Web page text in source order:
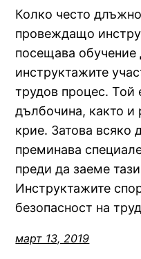
Колко често
провеждащо
посещава
инструктажите
трудов процес. Той
дълбочина, както и
крие. Затова всяко
преминава
преди да заеме
Инструктажите
безопасност на
март 13, 2019